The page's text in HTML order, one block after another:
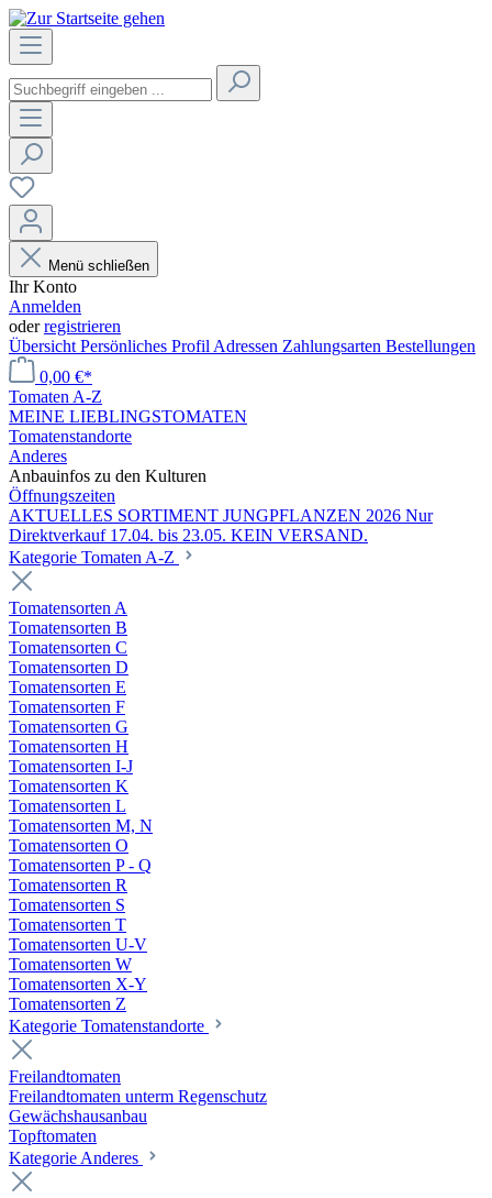
Menü schließen
Ihr Konto
Anmelden
oderregistrieren
Übersicht Persönliches Profil Adressen Zahlungsarten Bestellungen
0,00 €*
Tomaten A-Z
MEINE LIEBLINGSTOMATEN
Tomatenstandorte
Anderes
Anbauinfos zu den Kulturen
Öffnungszeiten
AKTUELLES SORTIMENT JUNGPFLANZEN 2026 Nur
Direktverkauf 17.04. bis 23.05. KEIN VERSAND.
Kategorie Tomaten A-Z
Tomatensorten A
Tomatensorten B
Tomatensorten C
Tomatensorten D
Tomatensorten E
Tomatensorten F
Tomatensorten G
Tomatensorten H
Tomatensorten I-J
Tomatensorten K
Tomatensorten L
Tomatensorten M, N
Tomatensorten O
Tomatensorten P - Q
Tomatensorten R
Tomatensorten S
Tomatensorten T
Tomatensorten U-V
Tomatensorten W
Tomatensorten X-Y
Tomatensorten Z
Kategorie Tomatenstandorte
Freilandtomaten
Freilandtomaten unterm Regenschutz
Gewächshausanbau
Topftomaten
Kategorie Anderes